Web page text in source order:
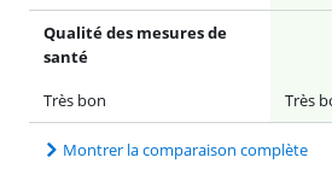
Qualité des mesures de
santé
Très bon
Très
Montrer la comparaison complète